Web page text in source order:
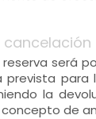
cancelación
será
para
la
de